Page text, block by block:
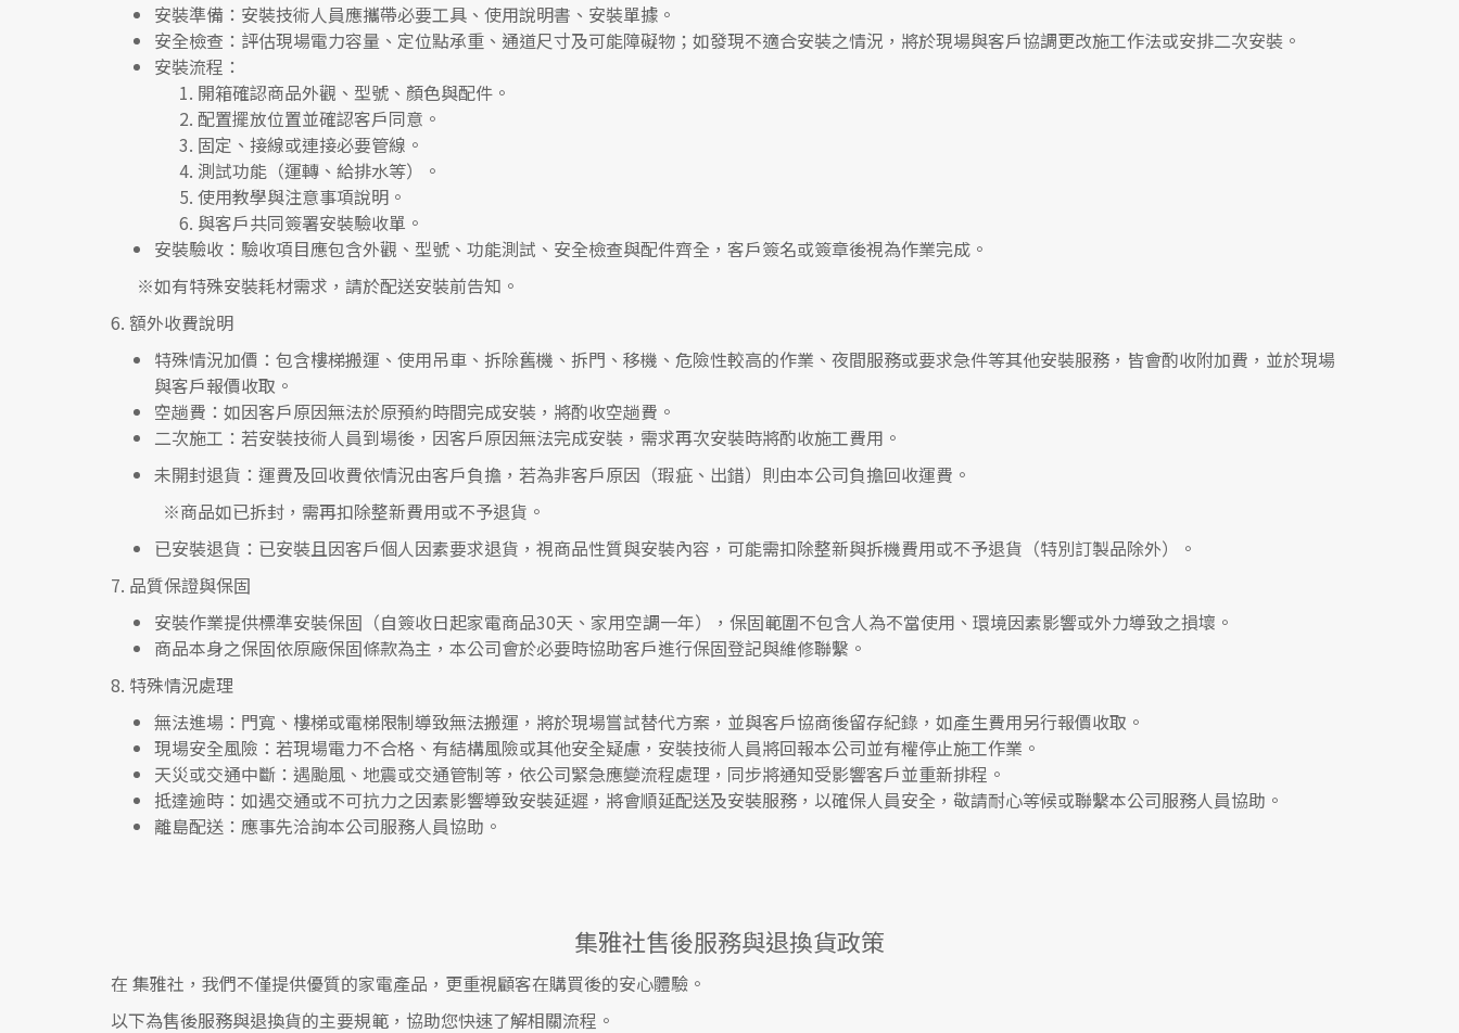
安裝準備 ：安裝技術人員應攜帶必要工具、使用說明書、安裝單據。
安全檢查 ：評估現場電力容量、定位點承重、通道尺寸及可能障礙物；如發現不適合安裝之情況，將於現場與客戶協調更改施工作法或安排二次安裝。
安裝流程 ：
開箱確認商品外觀、型號、顏色與配件。
配置擺放位置並確認客戶同意。
固定、接線或連接必要管線。
測試功能（運轉、給排水等）。
使用教學與注意事項說明。
與客戶共同簽署安裝驗收單。
安裝驗收 ：驗收項目應包含外觀、型號、功能測試、安全檢查與配件齊全，客戶簽名或簽章後視為作業完成。
※如有特殊安裝耗材需求，請於配送安裝前告知。
6. 額外收費說明
特殊情況加價 ：包含樓梯搬運、使用吊車、拆除舊機、拆門、移機、危險性較高的作業、夜間服務或要求急件等其他安裝服務，皆會酌收附加費，並於現場
與客戶報價收取。
空趟費 ：如因客戶原因無法於原預約時間完成安裝，將酌收空趟費。
二次施工 ：若安裝技術人員到場後，因客戶原因無法完成安裝，需求再次安裝時將酌收施工費用。
未開封退貨 ：運費及回收費依情況由客戶負擔，若為非客戶原因（瑕疵、出錯）則由本公司負擔回收運費。
※商品如已拆封，需再扣除整新費用或不予退貨。
已安裝退貨 ：已安裝且因客戶個人因素要求退貨，視商品性質與安裝內容，可能需扣除整新與拆機費用或不予退貨（特別訂製品除外）。
7. 品質保證與保固
安裝作業提供標準安裝保固（自簽收日起家電商品30天、家用空調一年），保固範圍不包含人為不當使用、環境因素影響或外力導致之損壞。
商品本身之保固依原廠保固條款為主，本公司會於必要時協助客戶進行保固登記與維修聯繫。
8. 特殊情況處理
無法進場 ：門寬、樓梯或電梯限制導致無法搬運，將於現場嘗試替代方案，並與客戶協商後留存紀錄，如產生費用另行報價收取。
現場安全風險 ： 若現場電力不合格、有結構風險或其他安全疑慮，安裝技術人員將回報本公司並有權停止施工作業。
天災或交通中斷 ：遇颱風、地震或交通管制等，依公司緊急應變流程處理，同步將通知受影響客戶並重新排程。
抵達逾時 ：如遇交通或不可抗力之因素影響導致安裝延遲，將會順延配送及安裝服務，以確保人員安全，敬請耐心等候或聯繫本公司服務人員協助。
離島配送 ：應事先洽詢本公司服務人員協助。
集雅社售後服務與退換貨政策
在 集雅社 ，我們不僅提供優質的家電產品，更重視顧客在購買後的安心體驗。
以下為售後服務與退換貨的主要規範，協助您快速了解相關流程。